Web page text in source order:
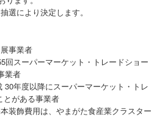
により決定します。
事業者
スーパーマーケット・トレードショー
業者
年度以降にスーパーマーケット・トレ
とがある事業者
飾費用は、やまがた食産業クラスター